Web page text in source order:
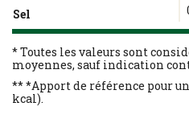
Sel
* Toutes les valeurs sont
moyennes, sauf indication
** *Apport de référence pour
kcal).